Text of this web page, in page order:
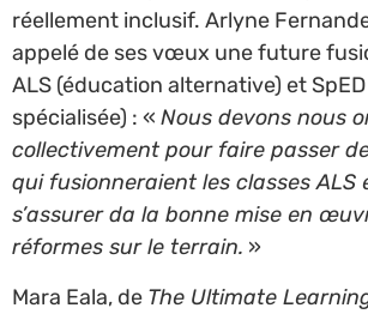
réellement inclusif. Arlyne
appelé de ses vœux une future
ALS (éducation alternative) et
spécialisée) : « Nous devons nous
collectivement pour faire passer
qui fusionneraient les classes ALS
s’assurer da la bonne mise en
réformes sur le terrain. »
Mara Eala, de The Ultimate